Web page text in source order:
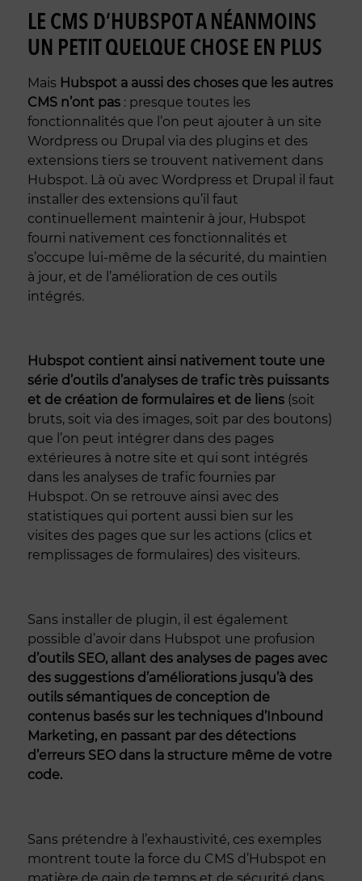
LE CMS D’HUBSPOT A NÉANMOINS
UN PETIT QUELQUE CHOSE EN PLUS
Mais Hubspot a aussi des choses que les autres
CMS n’ont pas: presque toutes les
fonctionnalités que l’on peut ajouter à un site
Wordpress ou Drupal via des plugins et des
extensions tiers se trouvent nativement dans
Hubspot. Là où avec Wordpress et Drupal il faut
installer des extensions qu’il faut
continuellement maintenir à jour, Hubspot
fourni nativement ces fonctionnalités et
s’occupe lui-même de la sécurité, du maintien
à jour, et de l’amélioration de ces outils
intégrés.
Hubspot contient ainsi nativement toute une
série d’outils d’analyses de trafic très puissants
et de création de formulaires et de liens(soit
bruts, soit via des images, soit par des boutons)
que l’on peut intégrer dans des pages
extérieures à notre site et qui sont intégrés
dans les analyses de trafic fournies par
Hubspot. On se retrouve ainsi avec des
statistiques qui portent aussi bien sur les
visites des pages que sur les actions (clics et
remplissages de formulaires) des visiteurs.
Sans installer de plugin, il est également
possible d’avoir dans Hubspot une profusion
d’outils SEO, allant des analyses de pages avec
des suggestions d’améliorations jusqu’à des
outils sémantiques de conception de
contenus basés sur les techniques d’Inbound
Marketing, en passant par des détections
d’erreurs SEO dans la structure même de votre
code.
Sans prétendre à l’exhaustivité, ces exemples
montrent toute la force du CMS d’Hubspot en